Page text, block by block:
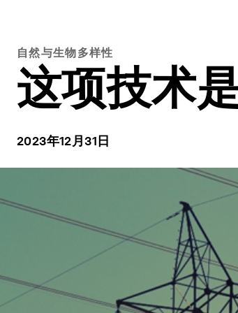
自然与生物多样性
这项技术
2023年12月31日